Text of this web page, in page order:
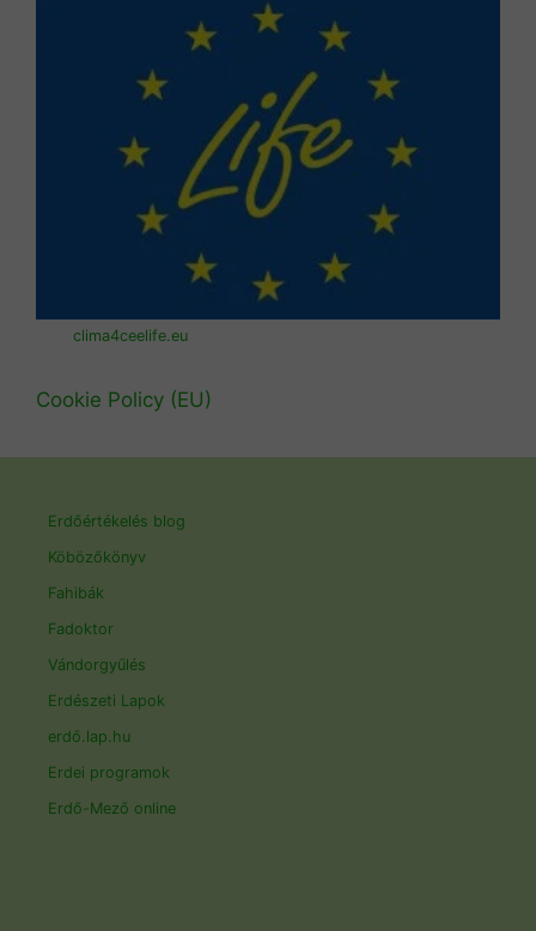
clima4ceelife.eu
Cookie Policy (EU)
Erdőértékelés blog
Köbözőkönyv
Fahibák
Fadoktor
Vándorgyűlés
Erdészeti Lapok
erdő.lap.hu
Erdei programok
Erdő-Mező online